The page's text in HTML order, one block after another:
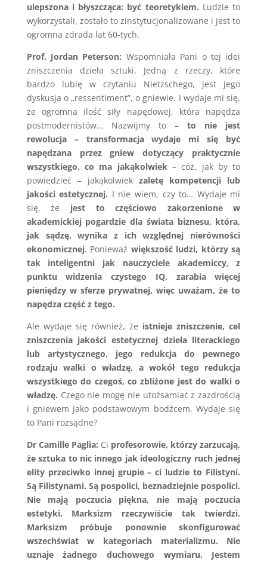
ulepszona i błyszcząca: być teoretykiem. Ludzie to
wykorzystali, zostało to zinstytucjonalizowane i jest to
ogromna zdrada lat 60-tych.
Prof. Jordan Peterson: Wspomniała Pani o tej idei
zniszczenia dzieła sztuki. Jedną z rzeczy, które
bardzo lubię w czytaniu Nietzschego, jest jego
dyskusja o „ressentiment”, o gniewie. I wydaje mi się,
że ogromna ilość siły napędowej, która napędza
postmodernistów… Nazwijmy to –to nie jest
rewolucja – transformacja wydaje mi się być
napędzana przez gniew dotyczący praktycznie
wszystkiego, co ma jakąkolwiek– cóż, jak by to
powiedzieć – jakąkolwiekzaletę kompetencji lub
jakości estetycznej. I nie wiem, czy to… Wydaje mi
się, że jest to częściowo zakorzenione w
akademickiej pogardzie dla świata biznesu, która,
jak sądzę, wynika z ich względnej nierówności
ekonomicznej. Ponieważ większość ludzi, którzy są
tak inteligentni jak nauczyciele akademiccy, z
punktu widzenia czystego IQ, zarabia więcej
pieniędzy w sferze prywatnej, więc uważam, że to
napędza część z tego.
Ale wydaje się również, że istnieje zniszczenie, cel
zniszczenia jakości estetycznej dzieła literackiego
lub artystycznego, jego redukcja do pewnego
rodzaju walki o władzę, a wokół tego redukcja
wszystkiego do czegoś, co zbliżone jest do walki o
władzę. Czego nie mogę nie utożsamiać z zazdrością
i gniewem jako podstawowym bodźcem. Wydaje się
to Pani rozsądne?
Dr Camille Paglia: Ci profesorowie, którzy zarzucają,
że sztuka to nic innego jak ideologiczny ruch jednej
elity przeciwko innej grupie – ci ludzie to Filistyni.
Są Filistynami. Są pospolici, beznadziejnie pospolici.
Nie mają poczucia piękna, nie mają poczucia
estetyki. Marksizm rzeczywiście tak twierdzi.
Marksizm próbuje ponownie skonfigurować
wszechświat w kategoriach materializmu. Nie
uznaje żadnego duchowego wymiaru. Jestem